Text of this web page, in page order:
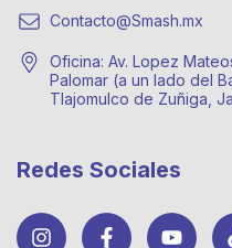
Contacto@Smash.mx
Oficina: Av. Lopez
Palomar (a un lado del
Tlajomulco de Zuñiga,
Redes Sociales